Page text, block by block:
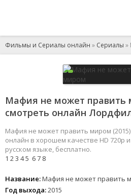
Фильмы и Сериалы онлайн » Сериалы »
Мафия не может править
смотреть онлайн
Мафия не может править миром
онлайн в хорошем качестве HD 720p
русском языке, бесплатно.
1 23 45 67 8
Название:Мафия не может править
Год выхода:2015